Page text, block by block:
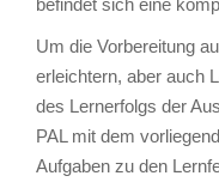
befindet sich eine
Um die Vorbereitung
erleichtern, aber auch
des Lernerfolgs der
PAL mit dem
Aufgaben zu den